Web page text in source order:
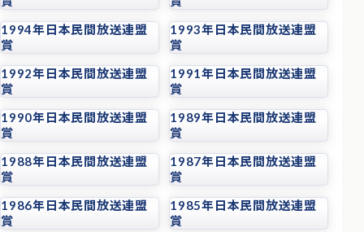
1994年日本民間放送連盟
賞
1993年日本民間放送連盟
賞
1992年日本民間放送連盟
賞
1991年日本民間放送連盟
賞
1990年日本民間放送連盟
賞
1989年日本民間放送連盟
賞
1988年日本民間放送連盟
賞
1987年日本民間放送連盟
賞
1986年日本民間放送連盟
賞
1985年日本民間放送連盟
賞